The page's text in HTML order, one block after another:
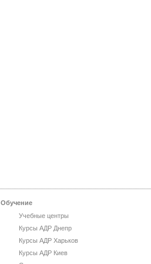
Обучение
Учебные центры
Курсы АДР Днепр
Курсы АДР Харьков
Курсы АДР Киев